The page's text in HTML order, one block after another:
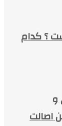
؟ کدام
و
اصالت